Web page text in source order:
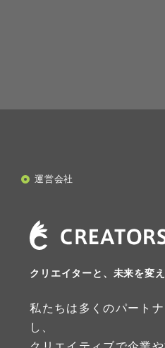
運営会社
クリエイターと、未来を変
私たちは多くのパート
し、